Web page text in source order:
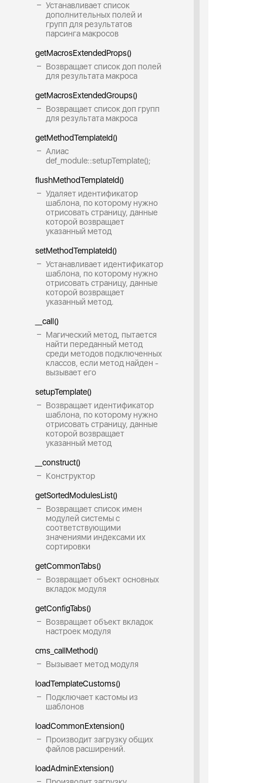
Устанавливает список
дополнительных полей и
групп для результатов
парсинга макросов
getMacrosExtendedProps()
Возвращает список доп полей
для результата макроса
getMacrosExtendedGroups()
Возвращает список доп групп
для результата макроса
getMethodTemplateId()
Алиас
def_module::setupTemplate();
flushMethodTemplateId()
Удаляет идентификатор
шаблона, по которому нужно
отрисовать страницу, данные
которой возвращает
указанный метод
setMethodTemplateId()
Устанавливает идентификатор
шаблона, по которому нужно
отрисовать страницу, данные
которой возвращает
указанный метод.
__call()
Магический метод, пытается
найти переданный метод
среди методов подключенных
классов, если метод найден -
вызывает его
setupTemplate()
Возвращает идентификатор
шаблона, по которому нужно
отрисовать страницу, данные
которой возвращает
указанный метод
__construct()
Конструктор
getSortedModulesList()
Возвращает список имен
модулей системы с
соответствующими
значениями индексами их
сортировки
getCommonTabs()
Возвращает объект основных
вкладок модуля
getConfigTabs()
Возвращает объект вкладок
настроек модуля
cms_callMethod()
Вызывает метод модуля
loadTemplateCustoms()
Подключает кастомы из
шаблонов
loadCommonExtension()
Производит загрузку общих
файлов расширений.
loadAdminExtension()